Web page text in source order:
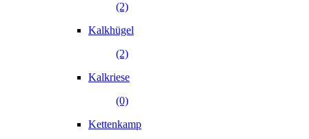
(2)
Kalkhügel
(2)
Kalkriese
(0)
Kettenkamp